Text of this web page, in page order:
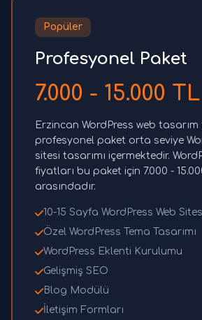
Popüler
Profesyonel Paket
7.000 - 15.000 TL
Erzincan WordPress web tasarım
profesyonel paket orta seviye
sitesi tasarımı içermektedir.
fiyatları bu paket için 7.000 -
arasındadır.
10-15 Sayfa WordPress Web
Özel WordPress Tema Tasarımı
WordPress Eklenti Kurulumu
Gelişmiş SEO
Blog Modülü
İletişim Formları